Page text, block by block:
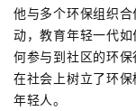
他与多个环保组织
动，教育年轻一代
何参与到社区的环
在社会上树立了环
年轻人。